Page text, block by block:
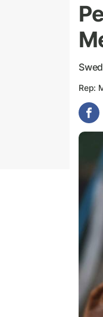
Rep: